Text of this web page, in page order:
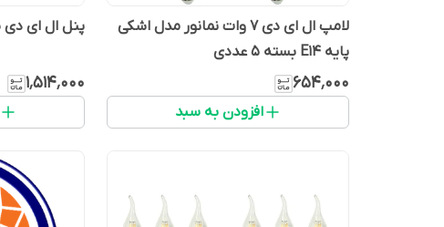
لامپ ال ای دی 7 وات نمانور مدل اشکی
پایه E14 بسته 5 عددی
۶۵۴٬۰۰۰
افزودن به سبد
پنل ال ای دی 25 وات نمانور مدل 60-609
۱٬۵۱۴٬۰۰۰